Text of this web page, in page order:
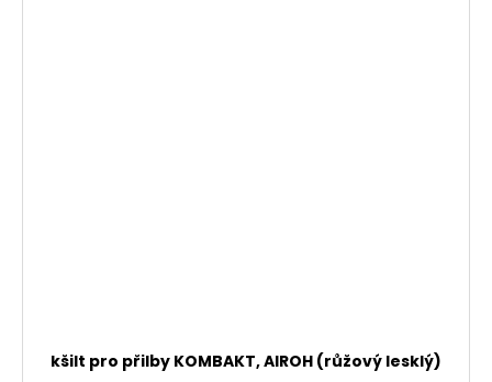
kšilt pro přilby KOMBAKT, AIROH (růžový lesklý)